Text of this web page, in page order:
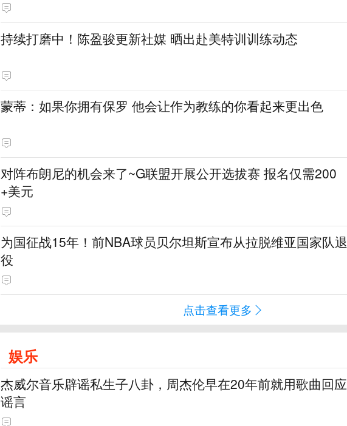
持续打磨中！陈盈骏更新社媒 晒出赴美特训训练动态
蒙蒂：如果你拥有保罗 他会让作为教练的你看起来更出色
对阵布朗尼的机会来了~G联盟开展公开选拔赛 报名仅需200
+美元
为国征战15年！前NBA球员贝尔坦斯宣布从拉脱维亚国家队退
役
点击查看更多
娱乐
杰威尔音乐辟谣私生子八卦，周杰伦早在20年前就用歌曲回应
谣言